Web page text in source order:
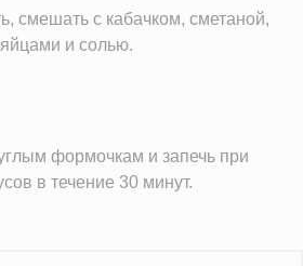
497.6 мг
146.7 мкг
69.8 мг
смешать с кабачком, сметаной,
и солью.
формочкам и запечь при
в течение 30 минут.